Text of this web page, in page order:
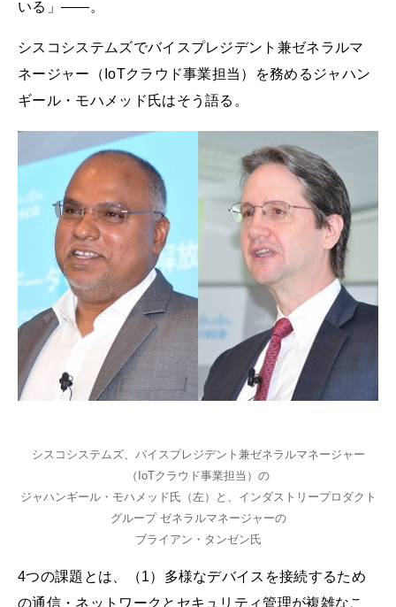
いる」――。
シスコシステムズでバイスプレジデント兼ゼネラルマ
ネージャー（IoTクラウド事業担当）を務めるジャハン
ギール・モハメッド氏はそう語る。
シスコシステムズ、バイスプレジデント兼ゼネラルマネージャー
（IoTクラウド事業担当）の
ジャハンギール・モハメッド氏（左）と、インダストリープロダクト
グループ ゼネラルマネージャーの
ブライアン・タンゼン氏
4つの課題とは、（1）多様なデバイスを接続するため
の通信・ネットワークとセキュリティ管理が複雑なこ